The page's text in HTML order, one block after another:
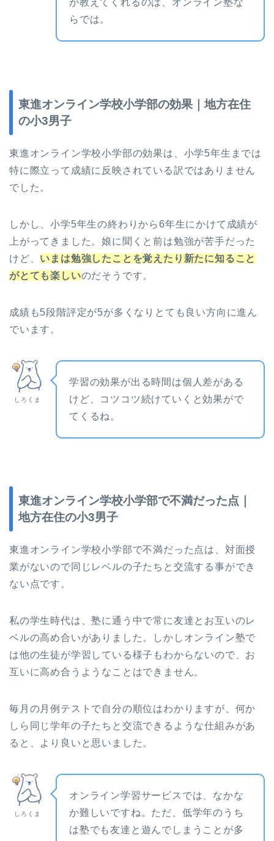
が教えてくれるのは、オンライン塾な
らでは。
東進オンライン学校小学部の効果｜地方在住
の小3男子
東進オンライン学校小学部の効果は、小学5年生までは
特に際立って成績に反映されている訳ではありません
でした。
しかし、小学5年生の終わりから6年生にかけて成績が
上がってきました。娘に聞くと前は勉強が苦手だった
けど、 いまは勉強したことを覚えたり新たに知ること
がとても楽しいのだそうです。
成績も5段階評定が5が多くなりとても良い方向に進ん
でいます。
しろくま
学習の効果が出る時間は個人差がある
けど、コツコツ続けていくと効果がで
てくるね。
東進オンライン学校小学部で不満だった点｜
地方在住の小3男子
東進オンライン学校小学部で不満だった点は、対面授
業がないので同じレベルの子たちと交流する事ができ
ない点です。
私の学生時代は、塾に通う中で常に友達とお互いのレ
ベルの高め合いがありました。しかしオンライン塾で
は他の生徒が学習している様子もわからないので、お
互いに高め合うようなことはできません。
毎月の月例テストで自分の順位はわかりますが、何か
しら同じ学年の子たちと交流できるような仕組みがあ
ると、より良いと思いました。
しろくま
オンライン学習サービスでは、なかな
か難しいですね。ただ、低学年のうち
は塾でも友達と遊んでしまうことが多